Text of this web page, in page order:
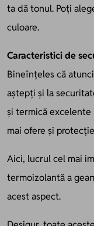
ta dă tonul. Poți
culoare.
Caracteristici de
Bineînțeles că
aștepți și la
și termică
mai ofere și
Aici, lucrul cel mai
termoizolantă a
acest aspect.